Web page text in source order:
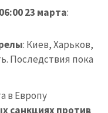
23 марта:
: Киев, Харьков,
Последствия пока
в Европу
санкциях против